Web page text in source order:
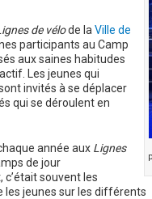
de vélode la Ville de
participants au Camp
aux saines habitudes
Les jeunes qui
invités à se déplacer
qui se déroulent en
année aux Lignes
de jour
c’était souvent les
les jeunes sur les différents